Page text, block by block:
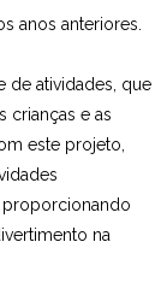
anos anteriores.
de atividades, que
crianças e as
este projeto,
proporcionando
na